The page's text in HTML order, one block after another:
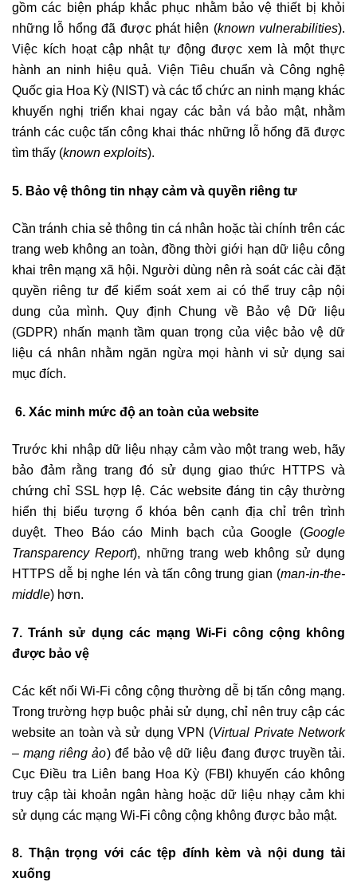
gồm các biện pháp khắc phục nhằm bảo vệ thiết bị khỏi
những lỗ hổng đã được phát hiện (known vulnerabilities).
Việc kích hoạt cập nhật tự động được xem là một thực
hành an ninh hiệu quả. Viện Tiêu chuẩn và Công nghệ
Quốc gia Hoa Kỳ (NIST) và các tổ chức an ninh mạng khác
khuyến nghị triển khai ngay các bản vá bảo mật, nhằm
tránh các cuộc tấn công khai thác những lỗ hổng đã được
tìm thấy (known exploits).
5. Bảo vệ thông tin nhạy cảm và quyền riêng tư
Cần tránh chia sẻ thông tin cá nhân hoặc tài chính trên các
trang web không an toàn, đồng thời giới hạn dữ liệu công
khai trên mạng xã hội. Người dùng nên rà soát các cài đặt
quyền riêng tư để kiểm soát xem ai có thể truy cập nội
dung của mình. Quy định Chung về Bảo vệ Dữ liệu
(GDPR) nhấn mạnh tầm quan trọng của việc bảo vệ dữ
liệu cá nhân nhằm ngăn ngừa mọi hành vi sử dụng sai
mục đích.
6. Xác minh mức độ an toàn của website
Trước khi nhập dữ liệu nhạy cảm vào một trang web, hãy
bảo đảm rằng trang đó sử dụng giao thức HTTPS và
chứng chỉ SSL hợp lệ. Các website đáng tin cậy thường
hiển thị biểu tượng ổ khóa bên cạnh địa chỉ trên trình
duyệt. Theo Báo cáo Minh bạch của Google (Google
Transparency Report), những trang web không sử dụng
HTTPS dễ bị nghe lén và tấn công trung gian (man-in-the-
middle) hơn.
7. Tránh sử dụng các mạng Wi-Fi công cộng không
được bảo vệ
Các kết nối Wi-Fi công cộng thường dễ bị tấn công mạng.
Trong trường hợp buộc phải sử dụng, chỉ nên truy cập các
website an toàn và sử dụng VPN (Virtual Private Network
– mạng riêng ảo) để bảo vệ dữ liệu đang được truyền tải.
Cục Điều tra Liên bang Hoa Kỳ (FBI) khuyến cáo không
truy cập tài khoản ngân hàng hoặc dữ liệu nhạy cảm khi
sử dụng các mạng Wi-Fi công cộng không được bảo mật.
8. Thận trọng với các tệp đính kèm và nội dung tải
xuống